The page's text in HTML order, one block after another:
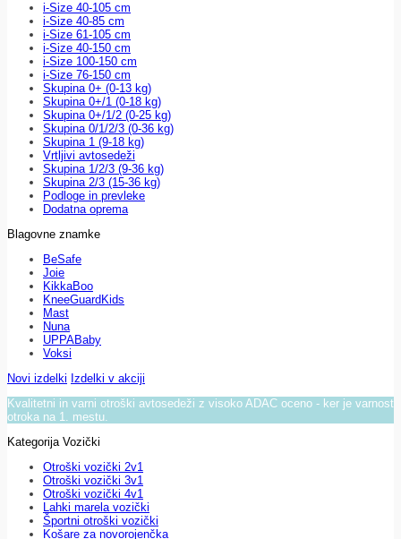
i-Size 40-105 cm
i-Size 40-85 cm
i-Size 61-105 cm
i-Size 40-150 cm
i-Size 100-150 cm
i-Size 76-150 cm
Skupina 0+ (0-13 kg)
Skupina 0+/1 (0-18 kg)
Skupina 0+/1/2 (0-25 kg)
Skupina 0/1/2/3 (0-36 kg)
Skupina 1 (9-18 kg)
Vrtljivi avtosedeži
Skupina 1/2/3 (9-36 kg)
Skupina 2/3 (15-36 kg)
Podloge in prevleke
Dodatna oprema
Blagovne znamke
BeSafe
Joie
KikkaBoo
KneeGuardKids
Mast
Nuna
UPPABaby
Voksi
Novi izdelki Izdelki v akciji
Kvalitetni in varni otroški avtosedeži z visoko ADAC oceno - ker je varnost
otroka na 1. mestu.
Kategorija Vozički
Otroški vozički 2v1
Otroški vozički 3v1
Otroški vozički 4v1
Lahki marela vozički
Športni otroški vozički
Košare za novorojenčka